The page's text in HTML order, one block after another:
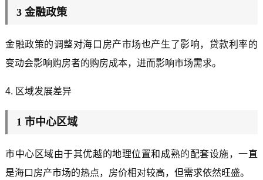
3 金融政策
金融政策的调整对海口房产市场也产生了影响，贷款利率的
变动会影响购房者的购房成本，进而影响市场需求。
4. 区域发展差异
1 市中心区域
市中心区域由于其优越的地理位置和成熟的配套设施，一直
是海口房产市场的热点，房价相对较高，但需求依然旺盛。